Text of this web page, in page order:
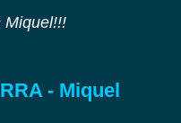
Miquel!!!
- Miquel